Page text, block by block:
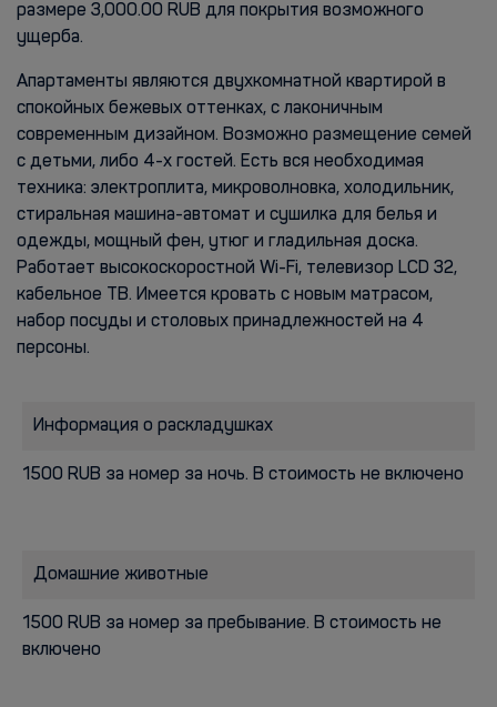
размере 3,000.00 RUB для покрытия возможного
ущерба.
Апартаменты являются двухкомнатной квартирой в
спокойных бежевых оттенках, с лаконичным
современным дизайном. Возможно размещение семей
с детьми, либо 4-х гостей. Есть вся необxoдимaя
тexникa: электроплита, микроволновка, холодильник,
стиральная машина-автомат и сушилка для белья и
одежды, мощный фен, утюг и гладильная доска.
Работает высокоскоростной Wi-Fi, телевизор LCD 32,
кабельное ТВ. Имеется кровать с новым матрасом,
набор посуды и столовых принадлежностей на 4
персоны.
Информация о раскладушках
1500 RUB за номер за ночь. В стоимость не включено
Домашние животные
1500 RUB за номер за пребывание. В стоимость не
включено